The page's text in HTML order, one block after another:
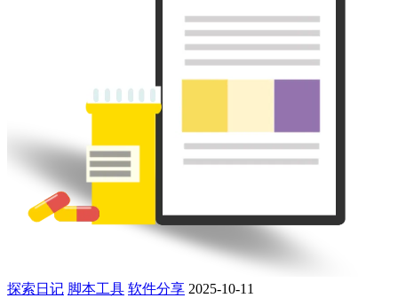
探索日记 脚本工具 软件分享 2025-10-11